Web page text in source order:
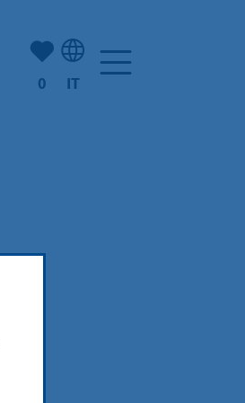
(Mio) Hofheim:
0 IT